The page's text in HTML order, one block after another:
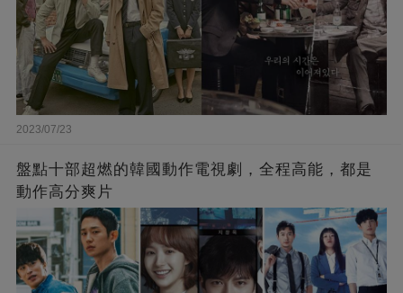
2023/07/23
盤點十部超燃的韓國動作電視劇，全程高能，都是
動作高分爽片